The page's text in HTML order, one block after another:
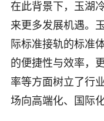
在此背景下，玉湖
来更多发展机遇。
际标准接轨的标准
的便捷性与效率，
率等方面树立了行
场向高端化、国际